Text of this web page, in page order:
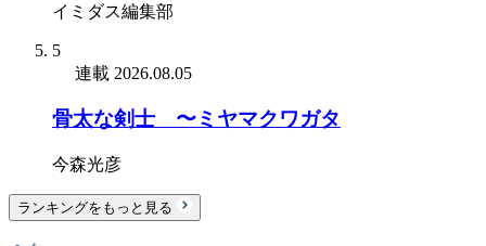
イミダス編集部
5
連載 2026.08.05
骨太な剣士 〜ミヤマクワガタ
今森光彦
ランキングをもっと見る